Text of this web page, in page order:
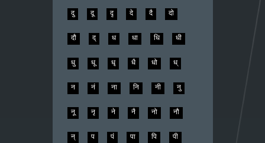
दु दू दृ दे दै दो
दौ द् ध धा धि धी
धु धू धृ धै धो ध्
न नं ना नि नी नु
नू नृ ने नै नो नौ
न् प पं पा पि पी